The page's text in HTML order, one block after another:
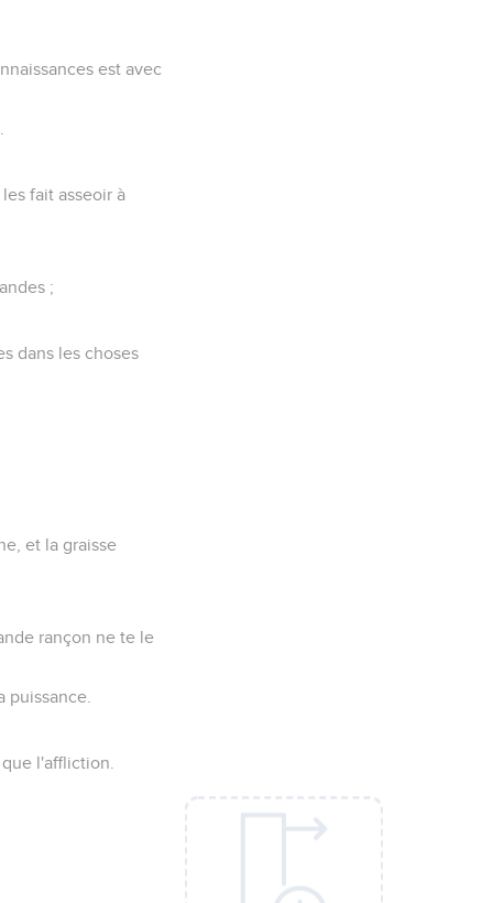
est avec
fait asseoir à
;
dans les choses
et la graisse
rançon ne te le
puissance.
l'affliction.